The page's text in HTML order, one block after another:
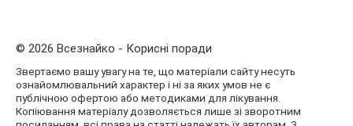
© 2026 Всезнайко - Корисні поради
Звертаємо вашу увагу на те, що матеріали сайту несуть
ознайомлювальний характер і ні за яких умов не є
публічною офертою або методиками для лікування.
Копіювання матеріалу дозволяється лише зі зворотним